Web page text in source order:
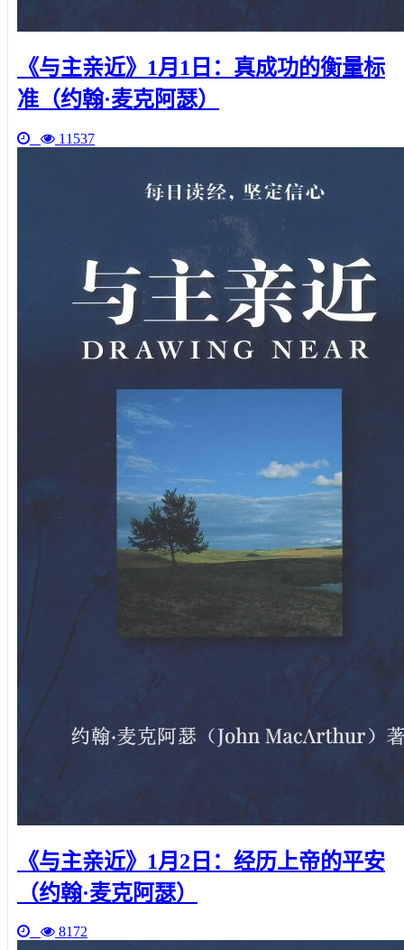
《与主亲近》1月1日：真成功的衡量标
准（约翰·麦克阿瑟）
11537
《与主亲近》1月2日：经历上帝的平安
（约翰·麦克阿瑟）
8172